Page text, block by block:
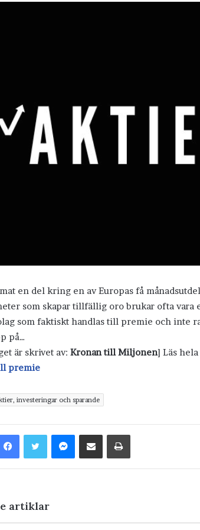
en del kring en av Europas få
som skapar tillfällig oro brukar ofta vara
som faktiskt handlas till premie och inte
på…
är skrivet av: Kronan till Miljonen] Läs
premie
investeringar och sparande
FacebookTwitterMessenger
Dela via e-post Skriv ut
artiklar